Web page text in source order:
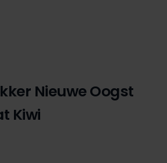
Nieuwe Oogst
Kiwi